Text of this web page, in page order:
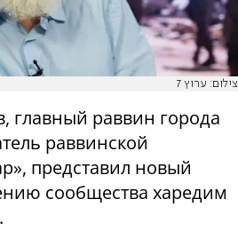
צילום: ערוץ 7
главный раввин города
раввинской
представил новый
сообщества харедим